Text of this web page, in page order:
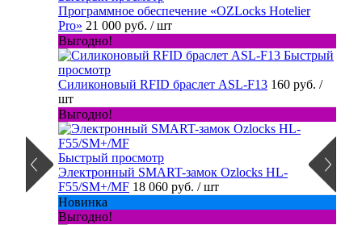
Программное обеспечение «OZLocks Hotelier
Pro» 21 000 руб. / шт
Выгодно!
Быстрый
просмотр
Силиконовый RFID браслет ASL-F13 160 руб. /
шт
Выгодно!
Быстрый просмотр
Электронный SMART-замок Ozlocks HL-
F55/SM+/MF 18 060 руб. / шт
Новинка
Выгодно!